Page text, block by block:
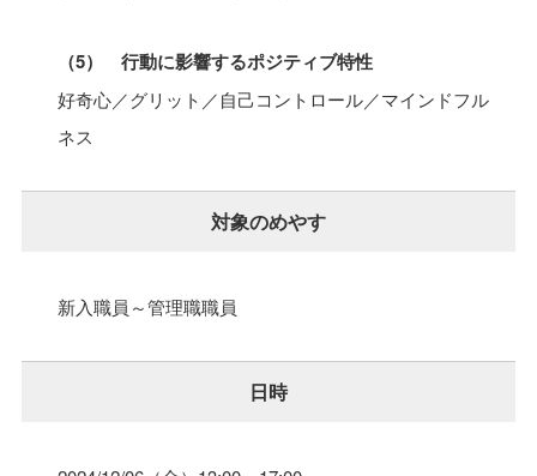
（5） 行動に影響するポジティブ特性
好奇心／グリット／自己コントロール／マインドフル
ネス
対象のめやす
新入職員～管理職職員
日時